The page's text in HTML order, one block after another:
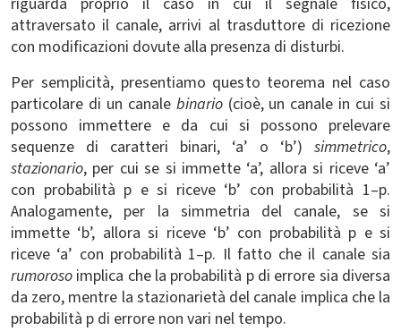
attraversato il canale, arrivi al trasduttore di ricezione
con modificazioni dovute alla presenza di disturbi.
Per semplicità, presentiamo questo teorema nel caso
particolare di un canale binario(cioè, un canale in cui si
possono immettere e da cui si possono prelevare
sequenze di caratteri binari, ‘a’ o ‘b’) simmetrico,
stazionario, per cui se si immette ‘a’, allora si riceve ‘a’
con probabilità p e si riceve ‘b’ con probabilità 1–p.
Analogamente, per la simmetria del canale, se si
immette ‘b’, allora si riceve ‘b’ con probabilità p e si
riceve ‘a’ con probabilità 1–p. Il fatto che il canale sia
rumoroso implica che la probabilità p di errore sia diversa
da zero, mentre la stazionarietà del canale implica che la
probabilità p di errore non vari nel tempo.